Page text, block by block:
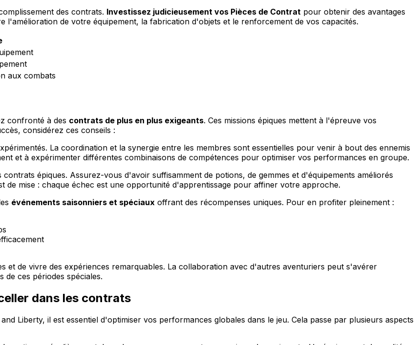
des contrats. Investissez judicieusement vos Pièces de Contrat pour obtenir des avantages
l'amélioration de votre équipement, la fabrication d'objets et le renforcement de vos capacités.
aux combats
confronté à des contrats de plus en plus exigeants. Ces missions épiques mettent à l'épreuve vos
considérez ces conseils :
La coordination et la synergie entre les membres sont essentielles pour venir à bout des ennemis
et à expérimenter différentes combinaisons de compétences pour optimiser vos performances en groupe.
épiques. Assurez-vous d'avoir suffisamment de potions, de gemmes et d'équipements améliorés
de mise : chaque échec est une opportunité d'apprentissage pour affiner votre approche.
événements saisonniers et spéciaux offrant des récompenses uniques. Pour en profiter pleinement :
et de vivre des expériences remarquables. La collaboration avec d'autres aventuriers peut s'avérer
ces périodes spéciales.
dans les contrats
Liberty, il est essentiel d'optimiser vos performances globales dans le jeu. Cela passe par plusieurs aspects